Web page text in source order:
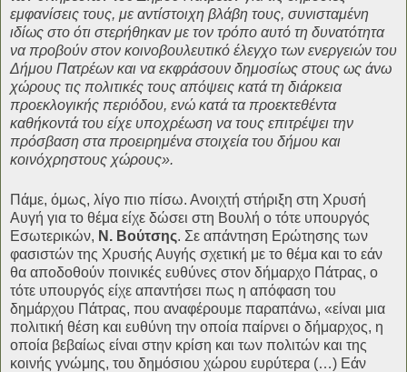
εμφανίσεις τους, με αντίστοιχη βλάβη τους, συνισταμένη
ιδίως στο ότι στερήθηκαν με τον τρόπο αυτό τη δυνατότητα
να προβούν στον κοινοβουλευτικό έλεγχο των ενεργειών του
Δήμου Πατρέων και να εκφράσουν δημοσίως στους ως άνω
χώρους τις πολιτικές τους απόψεις κατά τη διάρκεια
προεκλογικής περιόδου, ενώ κατά τα προεκτεθέντα
καθήκοντά του είχε υποχρέωση να τους επιτρέψει την
πρόσβαση στα προειρημένα στοιχεία του δήμου και
κοινόχρηστους χώρους».
Πάμε, όμως, λίγο πιο πίσω. Ανοιχτή στήριξη στη Χρυσή
Αυγή για το θέμα είχε δώσει στη Βουλή ο τότε υπουργός
Εσωτερικών, Ν. Βούτσης. Σε απάντηση Ερώτησης των
φασιστών της Χρυσής Αυγής σχετική με το θέμα και το εάν
θα αποδοθούν ποινικές ευθύνες στον δήμαρχο Πάτρας, ο
τότε υπουργός είχε απαντήσει πως η απόφαση του
δημάρχου Πάτρας, που αναφέρουμε παραπάνω, «είναι μια
πολιτική θέση και ευθύνη την οποία παίρνει ο δήμαρχος, η
οποία βεβαίως είναι στην κρίση και των πολιτών και της
κοινής γνώμης, του δημόσιου χώρου ευρύτερα (…) Εάν